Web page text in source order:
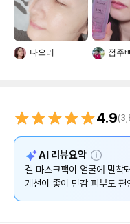
나으리 점주
4.9(
AI 리뷰요약 설
명
겔 마스크팩이 얼굴에 밀착
개선이 좋아 민감 피부도 편